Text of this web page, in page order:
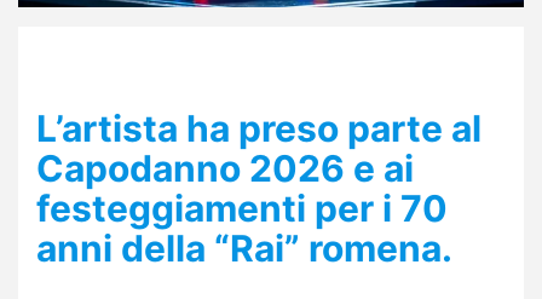
L’artista ha preso parte al
Capodanno 2026 e ai
festeggiamenti per i 70
anni della “Rai” romena.